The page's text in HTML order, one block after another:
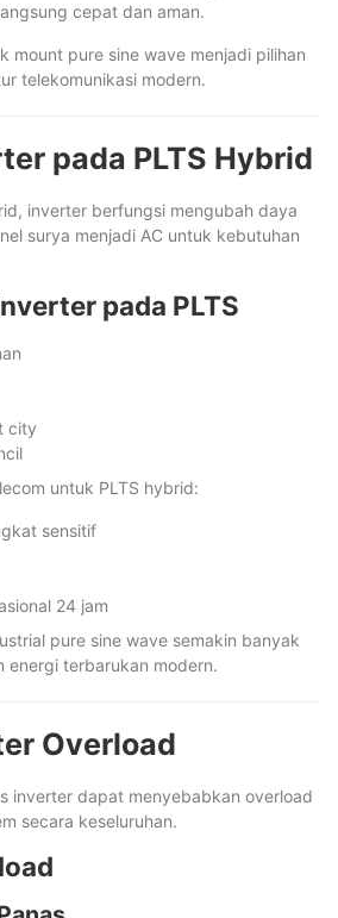
cepat dan aman.
mount pure sine wave menjadi pilihan
telekomunikasi modern.
pada PLTS Hybrid
inverter berfungsi mengubah daya
surya menjadi AC untuk kebutuhan
pada PLTS
city
untuk PLTS hybrid:
sensitif
24 jam
pure sine wave semakin banyak
energi terbarukan modern.
Overload
inverter dapat menyebabkan overload
secara keseluruhan.